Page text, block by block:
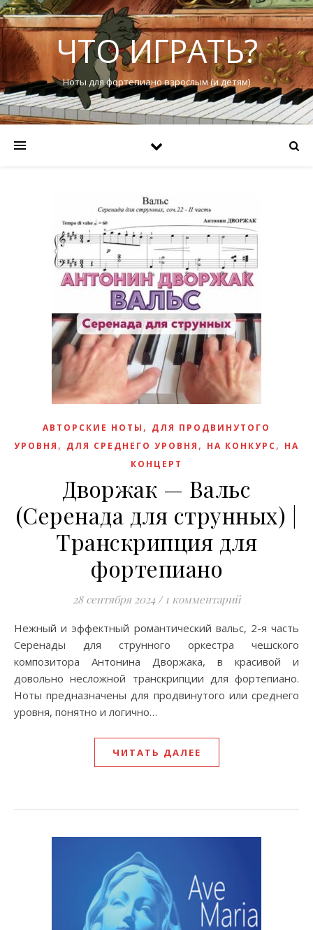
ЧТО ИГРАТЬ?
Ноты для фортепиано взрослым (и детям)
АВТОРСКИЕ НОТЫ , ДЛЯ ПРОДВИНУТОГО
УРОВНЯ , ДЛЯ СРЕДНЕГО УРОВНЯ , НА КОНКУРС , НА
КОНЦЕРТ
Дворжак — Вальс
(Серенада для струнных) |
Транскрипция для
фортепиано
28 сентября 2024 / 1 комментарий
Нежный и эффектный романтический вальс, 2-я часть
Серенады для струнного оркестра чешского
композитора Антонина Дворжака, в красивой и
довольно несложной транскрипции для фортепиано.
Ноты предназначены для продвинутого или среднего
уровня, понятно и логично…
ЧИТАТЬ ДАЛЕЕ